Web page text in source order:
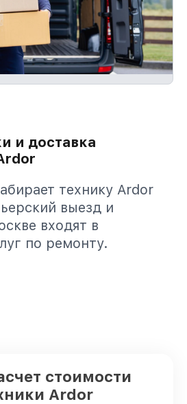
и доставка
технику Ardor
выезд и
входят в
по ремонту.
стоимости
Ardor